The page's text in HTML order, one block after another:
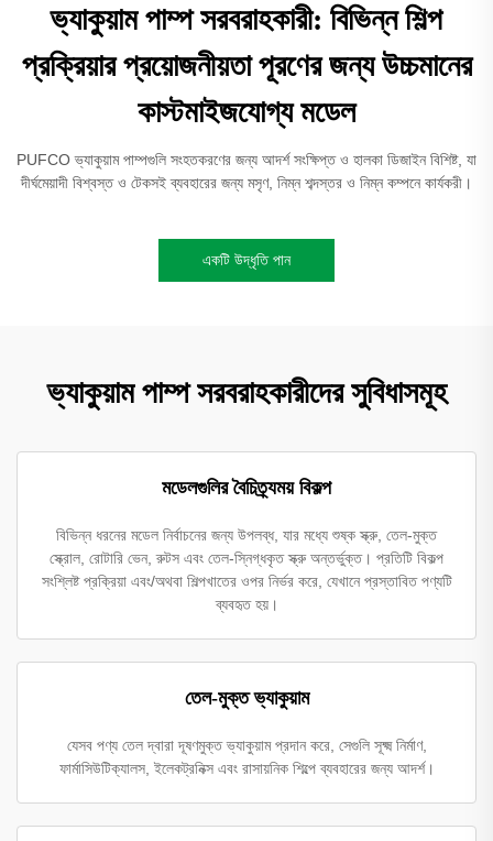
ভ্যাকুয়াম পাম্প সরবরাহকারী: বিভিন্ন শিল্প
প্রক্রিয়ার প্রয়োজনীয়তা পূরণের জন্য উচ্চমানের
কাস্টমাইজযোগ্য মডেল
PUFCO ভ্যাকুয়াম পাম্পগুলি সংহতকরণের জন্য আদর্শ সংক্ষিপ্ত ও হালকা ডিজাইন বিশিষ্ট, যা
দীর্ঘমেয়াদী বিশ্বস্ত ও টেকসই ব্যবহারের জন্য মসৃণ, নিম্ন শব্দস্তর ও নিম্ন কম্পনে কার্যকরী।
একটি উদ্ধৃতি পান
ভ্যাকুয়াম পাম্প সরবরাহকারীদের সুবিধাসমূহ
মডেলগুলির বৈচিত্র্যময় বিকল্প
বিভিন্ন ধরনের মডেল নির্বাচনের জন্য উপলব্ধ, যার মধ্যে শুষ্ক স্ক্রু, তেল-মুক্ত
স্ক্রোল, রোটারি ভেন, রুটস এবং তেল-স্নিগ্ধকৃত স্ক্রু অন্তর্ভুক্ত। প্রতিটি বিকল্প
সংশ্লিষ্ট প্রক্রিয়া এবং/অথবা শিল্পখাতের ওপর নির্ভর করে, যেখানে প্রস্তাবিত পণ্যটি
ব্যবহৃত হয়।
তেল-মুক্ত ভ্যাকুয়াম
যেসব পণ্য তেল দ্বারা দূষণমুক্ত ভ্যাকুয়াম প্রদান করে, সেগুলি সূক্ষ্ম নির্মাণ,
ফার্মাসিউটিক্যালস, ইলেকট্রনিক্স এবং রাসায়নিক শিল্পে ব্যবহারের জন্য আদর্শ।